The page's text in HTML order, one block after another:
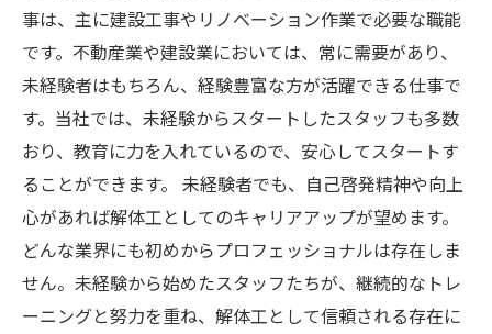
事は、主に建設工事やリノベーション作業で必要な職能
です。不動産業や建設業においては、常に需要があり、
未経験者はもちろん、経験豊富な方が活躍できる仕事で
す。当社では、未経験からスタートしたスタッフも多数
おり、教育に力を入れているので、安心してスタートす
ることができます。 未経験者でも、自己啓発精神や向上
心があれば解体工としてのキャリアアップが望めます。
どんな業界にも初めからプロフェッショナルは存在しま
せん。未経験から始めたスタッフたちが、継続的なトレ
ーニングと努力を重ね、解体工として信頼される存在に